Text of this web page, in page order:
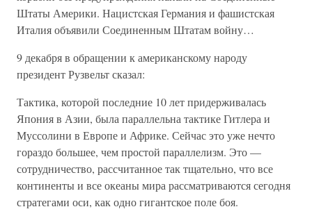
Штаты Америки. Нацистская Германия и фашистская
Италия объявили Соединенным Штатам войну…
9 декабря в обращении к американскому народу
президент Рузвельт сказал:
Тактика, которой последние 10 лет придерживалась
Япония в Азии, была параллельна тактике Гитлера и
Муссолини в Европе и Африке. Сейчас это уже нечто
гораздо большее, чем простой параллелизм. Это —
сотрудничество, рассчитанное так тщательно, что все
континенты и все океаны мира рассматриваются сегодня
стратегами оси, как одно гигантское поле боя.